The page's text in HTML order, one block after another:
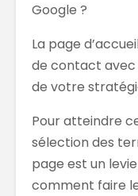
Google ?
La page
de contact avec
de votre
Pour atteindre
sélection des
page est un
comment faire